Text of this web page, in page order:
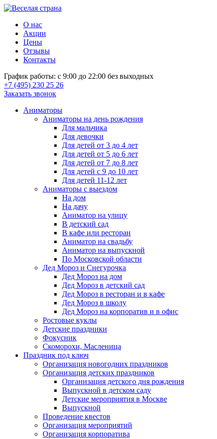
О нас
Акции
Цены
Отзывы
Контакты
График работы: с 9:00 до 22:00 без выходных
+7 (495) 230 25 26
Заказать звонок
Аниматоры
Аниматоры на день рождения
Для мальчика
Для девочки
Для детей от 3 до 4 лет
Для детей от 5 до 6 лет
Для детей от 7 до 8 лет
Для детей с 9 до 10 лет
Для детей 11-12 лет
Аниматоры с выездом
На дом
На дачу
Аниматор на улицу
В детский сад
В кафе или ресторан
Аниматор на свадьбу
Аниматор на выпускной
По Московской области
Дед Мороз и Снегурочка
Дед Мороз на дом
Дед Мороз в детский сад
Дед Мороз в ресторан и в кафе
Дед Мороз в школу
Дед Мороз на корпоратив и в офис
Ростовые куклы
Детские праздники
Фокусник
Скоморохи, Масленица
Праздник под ключ
Организация новогодних праздников
Организация детских праздников
Организация детского дня рождения
Выпускной в детском саду
Детские мероприятия в Москве
Выпускной
Проведение квестов
Организация мероприятий
Организация корпоратива